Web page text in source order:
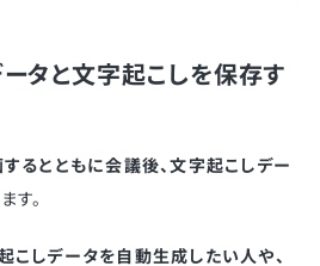
タと文字起こしを保存す
るとともに会議後、文字起こしデー
す。
こしデータを自動生成したい人や、